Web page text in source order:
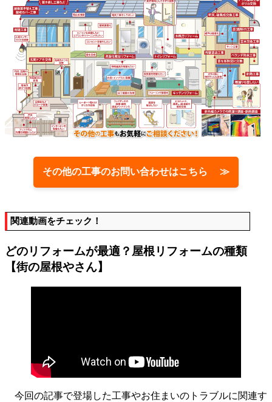
その他の工事のお問い合わせはこちら ≫
関連動画をチェック！
どのリフォームが最適？屋根リフォームの種類
【街の屋根やさん】
今回の記事で登場した工事やお住まいのトラブルに関連す